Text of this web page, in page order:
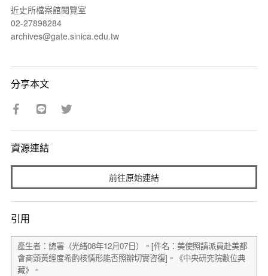
近史所檔案館閱覽室
02-27898284
archives@gate.sinica.edu.tw
分享本文
資源連結
前往原始連結
引用